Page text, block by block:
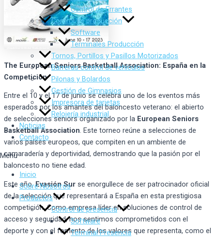
Control de Errantes
Control de producción
Software
Terminales Producción
Tornos, Portillos y Pasillos Motorizados
Barreras control de vehículos
Pilonas y Bolardos
Gestión de Gimnasios
Impresora de tarjetas
Relojería industrial
Noticias
Contacto
Menu
Inicio
Sobre Nosotros
Productos
Control de presencia
Software
Terminal Presencia
The European Seniors Basketball Association: España en la
Competición
Entre el 10 y el 17 de junio se celebra uno de los eventos más
esperados por los amantes del baloncesto veterano: el abierto
de selecciones seniors organizado por la European Seniors
Basketball Association. Este torneo reúne a selecciones de
varios países europeos, que compiten en un ambiente de
camaradería y deportividad, demostrando que la pasión por el
baloncesto no tiene edad.
Este año,Evasión Sur se enorgullece de ser patrocinador oficial
de la selección que representará a España en esta prestigiosa
competición. Como empresa líder en soluciones de control de
acceso y seguridad, nos sentimos comprometidos con el
deporte y con el fomento de los valores que representa, como el